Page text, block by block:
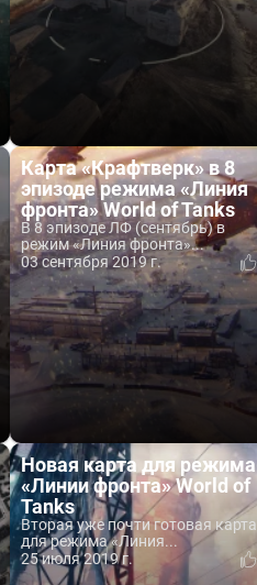
Карта «Крафтверк» в 8
эпизоде режима «Линия
фронта» World of Tanks
В 8 эпизоде ЛФ (сентябрь) в
режим «Линия фронта»...
03 сентября 2019 г.
Новая карта для режима
«Линии фронта» World of
Tanks
Вторая уже почти готовая карта
для режима «Линия...
25 июля 2019 г.